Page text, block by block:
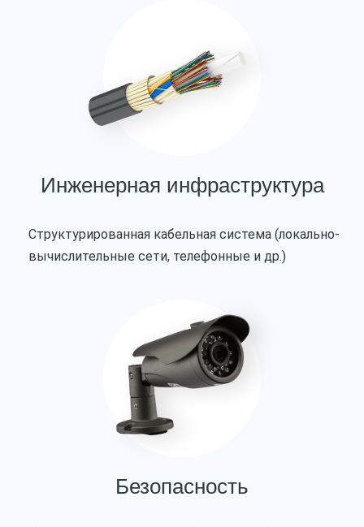
Инженерная инфраструктура
Структурированная кабельная система (локально-
вычислительные сети, телефонные и др.)
Безопасность